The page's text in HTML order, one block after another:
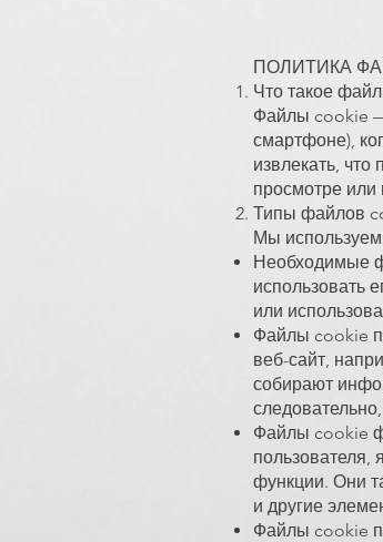
ПОЛИТИКА
Что такое
Файлы cookie —
смартфоне),
извлекать,
просмотре
Типы файлов
Мы
Необходимые
использовать
или
Файлы cookie
веб-сайт,
собирают
Файлы cookie
пользователя,
функции. Они
и другие
Файлы cookie